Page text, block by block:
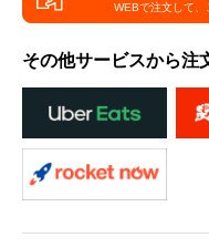
WEBで注文して、
その他サービスから注